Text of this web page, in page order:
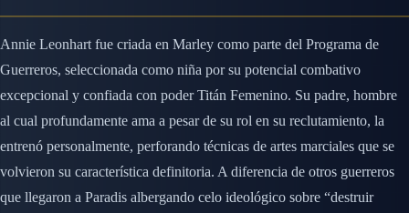
Annie Leonhart fue criada en Marley como parte del Programa de
Guerreros, seleccionada como niña por su potencial combativo
excepcional y confiada con poder Titán Femenino. Su padre, hombre
al cual profundamente ama a pesar de su rol en su reclutamiento, la
entrenó personalmente, perforando técnicas de artes marciales que se
volvieron su característica definitoria. A diferencia de otros guerreros
que llegaron a Paradis albergando celo ideológico sobre “destruir